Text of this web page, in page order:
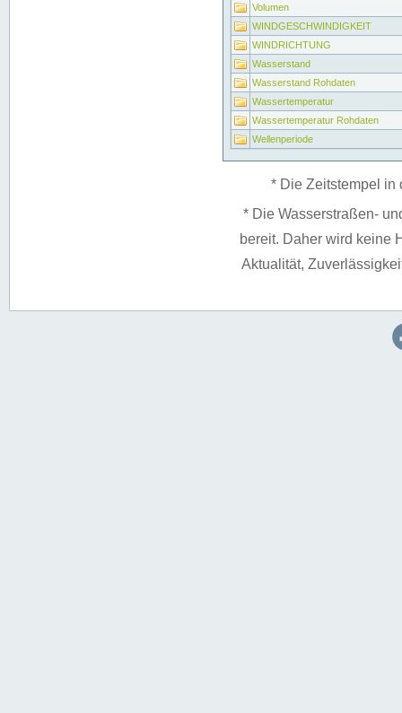
Volumen
WINDGESCHWINDIGKEIT
WINDRICHTUNG
Wasserstand
Wasserstand Rohdaten
Wassertemperatur
Wassertemperatur Rohdaten
Wellenperiode
* Die Zeitstempel in
* Die Wasserstraßen-
bereit. Daher wird keine
Aktualität,